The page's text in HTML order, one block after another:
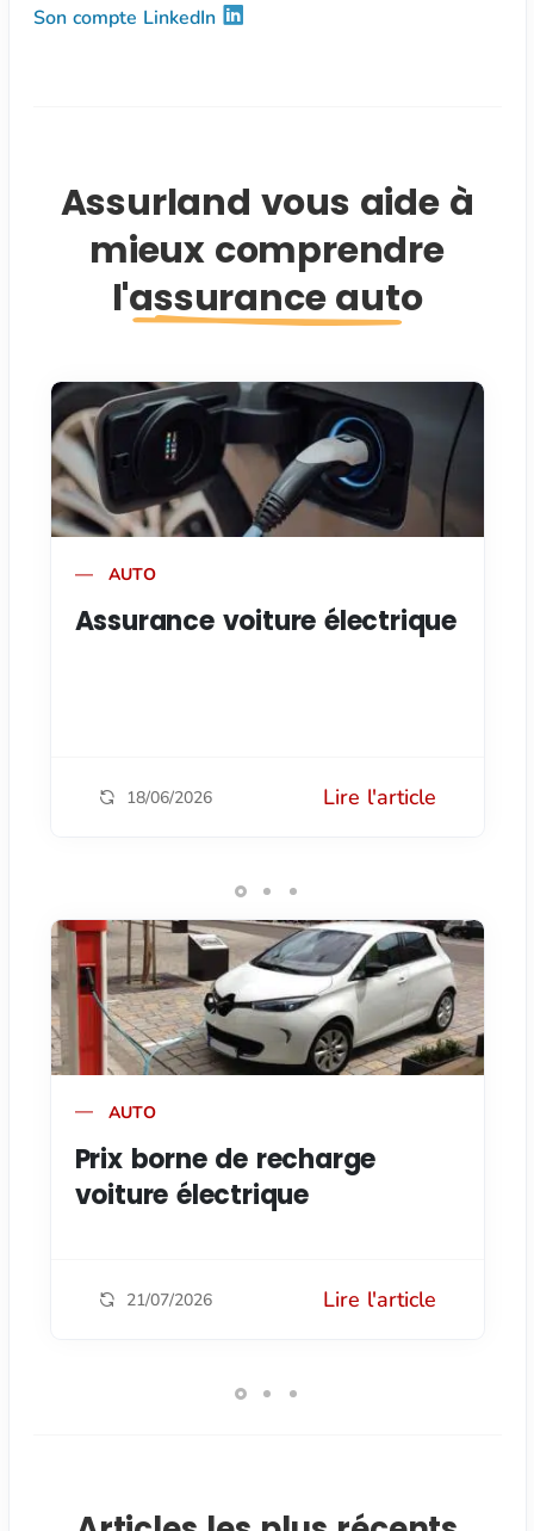
Son compte LinkedIn
Assurland vous aide à
mieux comprendre
l'assurance auto
AUTO
Assurance voiture électrique
18/06/2026 Lire l'article
AUTO
Prix borne de recharge
voiture électrique
21/07/2026 Lire l'article